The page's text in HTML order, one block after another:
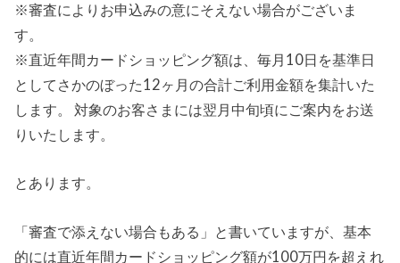
※審査によりお申込みの意にそえない場合がございま
す。
※直近年間カードショッピング額は、毎月10日を基準日
としてさかのぼった12ヶ月の合計ご利用金額を集計いた
します。 対象のお客さまには翌月中旬頃にご案内をお送
りいたします。
とあります。
「審査で添えない場合もある」と書いていますが、基本
的には直近年間カードショッピング額が100万円を超えれ